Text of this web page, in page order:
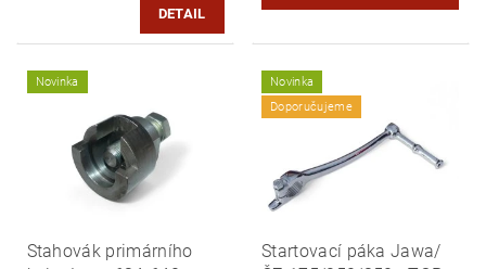
DETAIL
Novinka
Stahovák primárního
Novinka
Doporučujeme
Startovací páka Jawa/